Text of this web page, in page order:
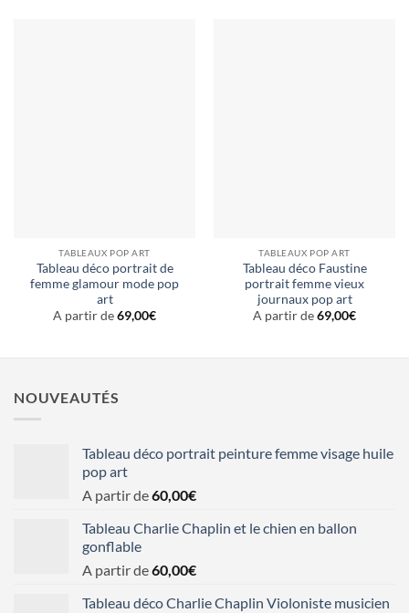
TABLEAUX POP ART
Tableau déco portrait de
femme glamour mode pop
art
A partir de69,00€
TABLEAUX POP ART
Tableau déco Faustine
portrait femme vieux
journaux pop art
A partir de69,00€
NOUVEAUTÉS
Tableau déco portrait peinture femme visage huile
pop art
A partir de60,00€
Tableau Charlie Chaplin et le chien en ballon
gonflable
A partir de60,00€
Tableau déco Charlie Chaplin Violoniste musicien